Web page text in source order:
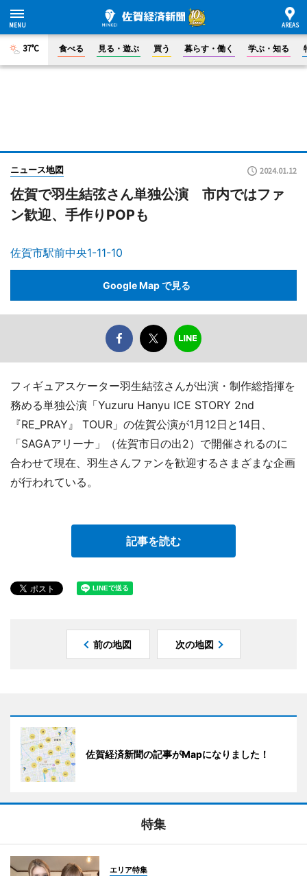
37°C 食べる 見る・遊ぶ 買う 暮らす・働く 学ぶ・知る
ニュース地図 2024.01.12
佐賀で羽生結弦さん単独公演 市内ではファ
ン歓迎、手作りPOPも
佐賀市駅前中央1-11-10
Google Map で見る
フィギュアスケーター羽生結弦さんが出演・制作総指揮を
務める単独公演「Yuzuru Hanyu ICE STORY 2nd
『RE_PRAY』 TOUR」の佐賀公演が1月12日と14日、
「SAGAアリーナ」（佐賀市日の出2）で開催されるのに
合わせて現在、羽生さんファンを歓迎するさまざまな企画
が行われている。
記事を読む
前の地図 次の地図
佐賀経済新聞の記事がMapになりました！
特集
エリア特集